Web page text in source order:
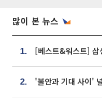
많이 본 뉴스
1.
2.